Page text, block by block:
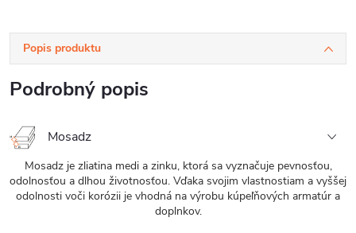
Popis produktu
Podrobný popis
Mosadz
Mosadz je zliatina medi a zinku, ktorá sa vyznačuje pevnosťou,
odolnosťou a dlhou životnosťou. Vďaka svojim vlastnostiam a vyššej
odolnosti voči korózii je vhodná na výrobu kúpeľňových armatúr a
doplnkov.